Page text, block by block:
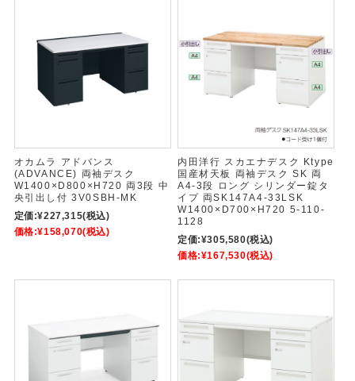
オカムラ アドバンス
(ADVANCE) 両袖デスク
W1400×D800×H720 両3段 中
央引出し付 3V0SBH-MK
定価:¥227,315(税込)
価格:¥158,070(税込)
内田洋行 スカエナデスク Ktype
国産材天板 両袖デスク SK 両
A4-3段 ロング シリンダー錠タ
イプ 両SK147A4-33LSK
W1400×D700×H720 5-110-
1128
定価:¥305,580(税込)
価格:¥167,530(税込)